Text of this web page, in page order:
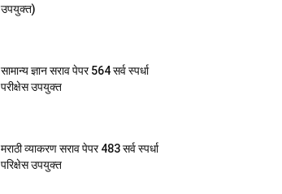
उपयुक्त)
सामान्य ज्ञान सराव पेपर 564 सर्व स्पर्धा
परीक्षेस उपयुक्त
मराठी व्याकरण सराव पेपर 483 सर्व स्पर्धा
परिक्षेस उपयुक्त